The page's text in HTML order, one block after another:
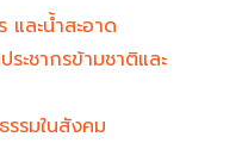
และน้ำสะอาด
ะชากรข้ามชาติและ
รมในสังคม